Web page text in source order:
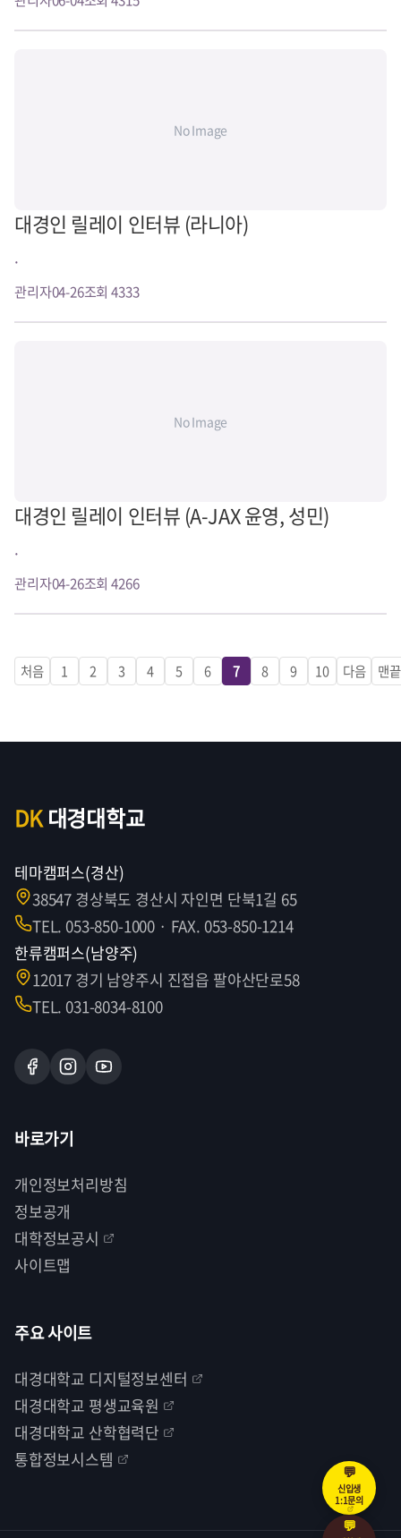
No Image
대경인 릴레이 인터뷰 (라니아)
.
관리자04-26조회 4333
No Image
대경인 릴레이 인터뷰 (A-JAX 윤영, 성민)
.
관리자04-26조회 4266
처음 1 2 3 4 5 6 7 8 9 10 다음 맨끝
DK대경대학교
테마캠퍼스(경산)
38547 경상북도 경산시 자인면 단북1길 65
TEL. 053-850-1000 · FAX. 053-850-1214
한류캠퍼스(남양주)
12017 경기 남양주시 진접읍 팔야산단로58
TEL. 031-8034-8100
바로가기
개인정보처리방침
정보공개
대학정보공시
사이트맵
주요 사이트
대경대학교 디지털정보센터
대경대학교 평생교육원
대경대학교 산학협력단
통합정보시스템
💬
신입생
1:1문의
💬